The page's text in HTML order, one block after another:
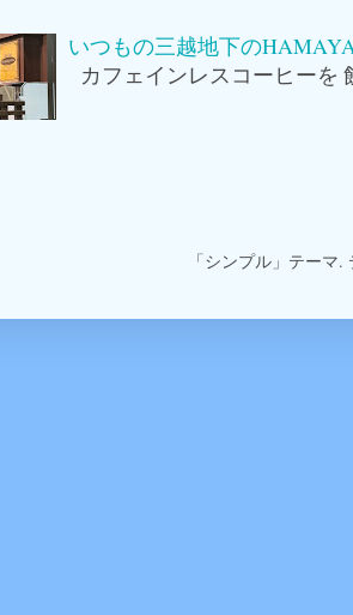
いつもの三越地下の
カフェインレスコーヒーを
「シンプル」テー